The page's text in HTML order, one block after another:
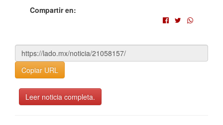
Compartir en:
Copiar URL
Leer noticia completa.